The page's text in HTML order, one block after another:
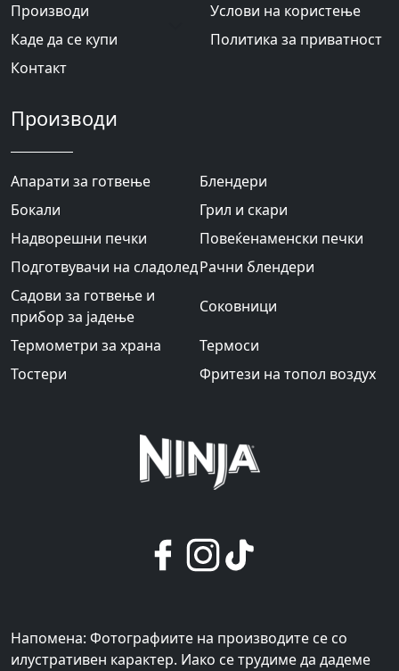
Производи
Каде да се купи
Контакт
Услови на користење
Политика за приватност
Производи
Апарати за готвење
Блендери
Бокали
Грил и скари
Надворешни печки
Повеќенаменски печки
Подготвувачи на сладоледРачни блендери
Садови за готвење и
прибор за јадење
Соковници
Термометри за храна
Термоси
Тостери
Фритези на топол воздух
Напомена: Фотографиите на производите се со
илустративен карактер. Иако се трудиме да дадеме